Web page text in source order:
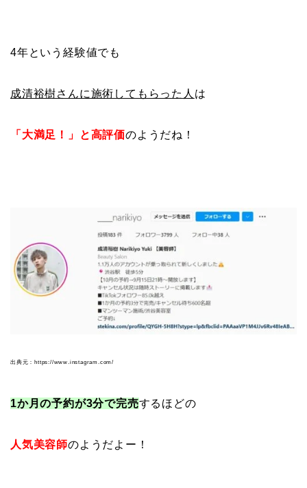
4年という経験値でも
成清裕樹さんに施術してもらった人 は
「大満足！」と高評価のようだね！
出典元：https://www.instagram.com/
1か月の予約が3分で完売するほどの
人気美容師のようだよー！